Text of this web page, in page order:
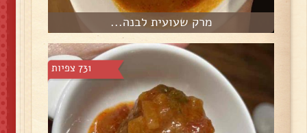
מרק שעועית לבנה...
731 צפיות